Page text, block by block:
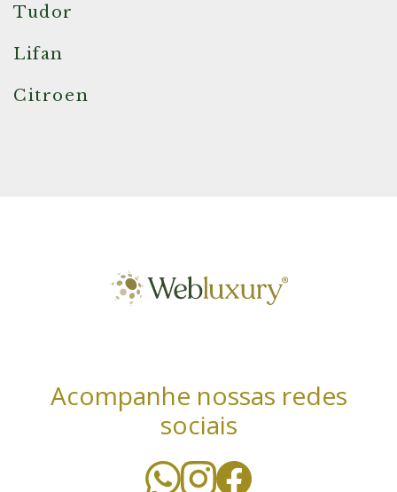
Utilizamos cookies essenciais e tecnologias
Tudor
Lifan
Citroen
Acompanhe nossas redes
sociais